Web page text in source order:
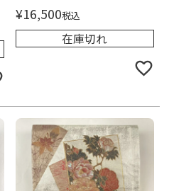
¥16,500税込
在庫切れ